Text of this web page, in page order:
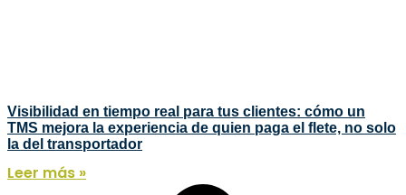
Visibilidad en tiempo real para tus clientes: cómo un
TMS mejora la experiencia de quien paga el flete, no solo
la del transportador
Leer más »